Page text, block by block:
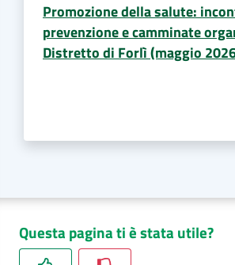
Promozione della salute:
prevenzione e camminate
Distretto di Forlì (maggio
Questa pagina ti è stata utile?